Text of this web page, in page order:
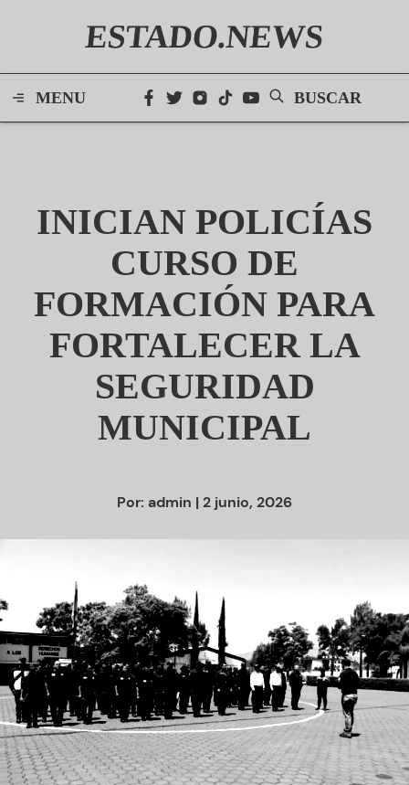
ESTADO.NEWS
MENU BUSCAR
INICIAN POLICÍAS
CURSO DE
FORMACIÓN PARA
FORTALECER LA
SEGURIDAD
MUNICIPAL
Por: admin | 2 junio, 2026